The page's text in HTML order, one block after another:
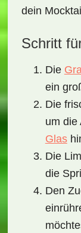
dein
Schritt
Die
ein
Die
um die
Glas
Die
die
Den